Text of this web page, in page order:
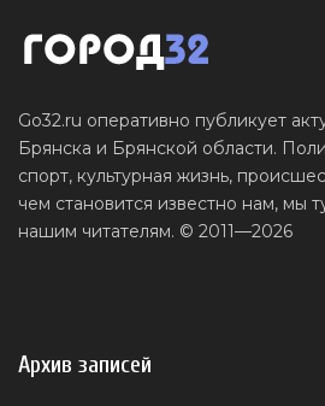
Go32.ru оперативно публикует
Брянска и Брянской области.
спорт, культурная жизнь,
чем становится известно нам, мы
нашим читателям. © 2011—2026
Архив записей